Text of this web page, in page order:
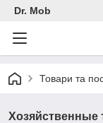
Dr. Mob
Товари та
Хозяйственные